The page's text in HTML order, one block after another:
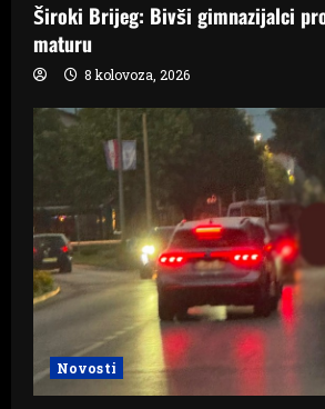
Široki Brijeg: Bivši gimnazijalci
maturu
8 kolovoza, 2026
Novosti